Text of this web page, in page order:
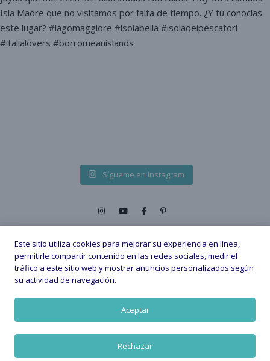
Sígueme en Instagram
2026 © - All Rights Reserved. |
VOLVER ARRIBA
Este sitio utiliza cookies para mejorar su experiencia en línea,
permitirle compartir contenido en las redes sociales, medir el
tráfico a este sitio web y mostrar anuncios personalizados según
su actividad de navegación.
Aceptar
Rechazar